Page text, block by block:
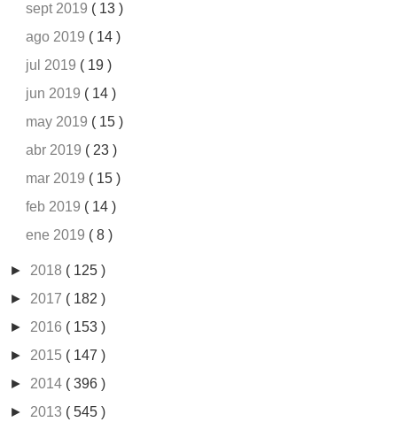
sept 2019 ( 13 )
ago 2019 ( 14 )
jul 2019 ( 19 )
jun 2019 ( 14 )
may 2019 ( 15 )
abr 2019 ( 23 )
mar 2019 ( 15 )
feb 2019 ( 14 )
ene 2019 ( 8 )
► 2018 ( 125 )
► 2017 ( 182 )
► 2016 ( 153 )
► 2015 ( 147 )
► 2014 ( 396 )
► 2013 ( 545 )